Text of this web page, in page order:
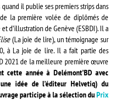
il publie ses premiers strips dans
la première volée de diplômés de
d’illustration de Genève (ESBDI). Il a
(La joie de lire), un témoignage sur
à La joie de lire. Il a fait partie des
2021 de la meilleure première œuvre
cette année à Delémont’BD avec
idée de l’éditeur Helvetiq) du
participe à la sélection duPrix